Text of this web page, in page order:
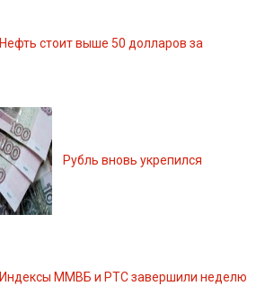
Нефть стоит выше 50 долларов за
Рубль вновь укрепился
Индексы ММВБ и РТС завершили неделю